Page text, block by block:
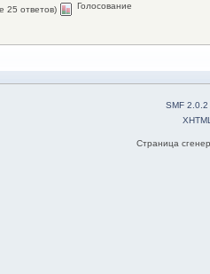
25 ответов)
Голосование
SMF 2.0.2
Страница